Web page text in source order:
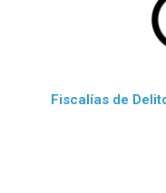
Fiscalías de